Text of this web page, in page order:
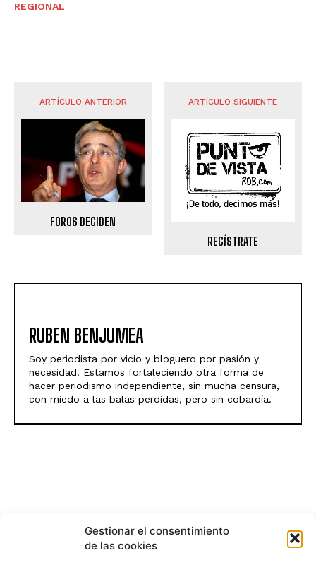
Gestionar el consentimiento
de las cookies
REGIONAL
ARTÍCULO ANTERIOR
FOROS DECIDEN
ARTÍCULO SIGUIENTE
REGÍSTRATE
RUBEN BENJUMEA
Soy periodista por vicio y bloguero por pasión y
necesidad. Estamos fortaleciendo otra forma de
hacer periodismo independiente, sin mucha censura,
con miedo a las balas perdidas, pero sin cobardía.